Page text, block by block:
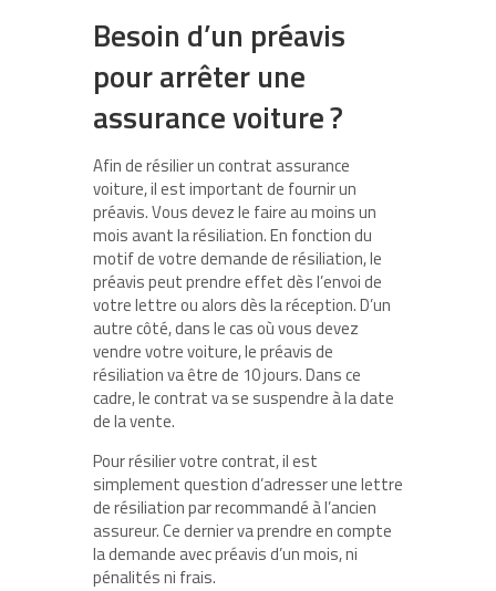
Besoin d’un préavis
pour arrêter une
assurance voiture ?
Afin de résilier un contrat assurance
voiture, il est important de fournir un
préavis. Vous devez le faire au moins un
mois avant la résiliation. En fonction du
motif de votre demande de résiliation, le
préavis peut prendre effet dès l’envoi de
votre lettre ou alors dès la réception. D’un
autre côté, dans le cas où vous devez
vendre votre voiture, le préavis de
résiliation va être de 10 jours. Dans ce
cadre, le contrat va se suspendre à la date
de la vente.
Pour résilier votre contrat, il est
simplement question d’adresser une lettre
de résiliation par recommandé à l’ancien
assureur. Ce dernier va prendre en compte
la demande avec préavis d’un mois, ni
pénalités ni frais.